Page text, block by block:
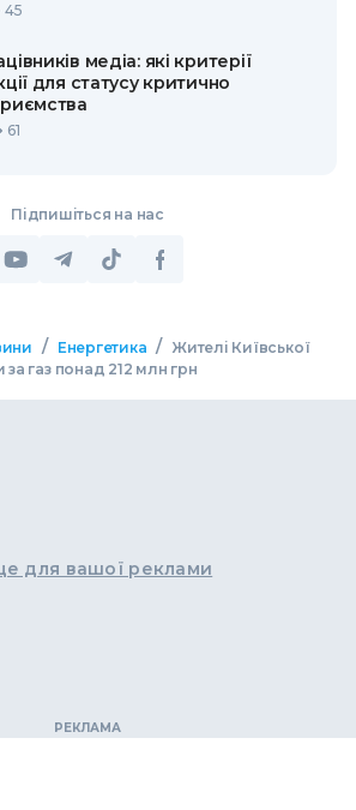
45
медіа: які критерії
для статусу критично
61
Підпишіться на нас
/ Енергетика / Жителі Київської
за газ понад 212 млн грн
для вашої реклами